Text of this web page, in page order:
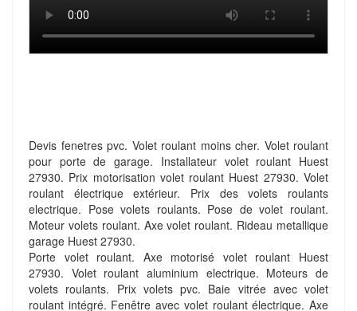
Devis fenetres pvc. Volet roulant moins cher. Volet roulant
pour porte de garage. Installateur volet roulant Huest
27930. Prix motorisation volet roulant Huest 27930. Volet
roulant électrique extérieur. Prix des volets roulants
electrique. Pose volets roulants. Pose de volet roulant.
Moteur volets roulant. Axe volet roulant. Rideau metallique
garage Huest 27930.
Porte volet roulant. Axe motorisé volet roulant Huest
27930. Volet roulant aluminium electrique. Moteurs de
volets roulants. Prix volets pvc. Baie vitrée avec volet
roulant intégré. Fenêtre avec volet roulant électrique. Axe